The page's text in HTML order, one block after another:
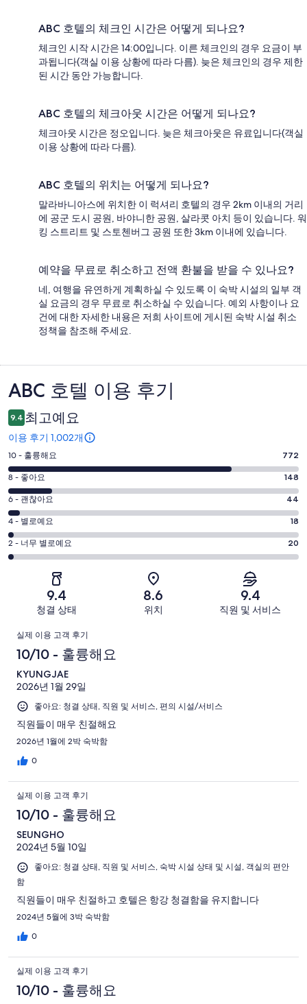
ABC 호텔의 체크인 시간은 어떻게 되나요?
체크인 시작 시간은 14:00입니다. 이른 체크인의 경우 요금이 부
과됩니다(객실 이용 상황에 따라 다름). 늦은 체크인의 경우 제한
된 시간 동안 가능합니다.
ABC 호텔의 체크아웃 시간은 어떻게 되나요?
체크아웃 시간은 정오입니다. 늦은 체크아웃은 유료입니다(객실
이용 상황에 따라 다름).
ABC 호텔의 위치는 어떻게 되나요?
말라바니아스에 위치한 이 럭셔리 호텔의 경우 2km 이내의 거리
에 공군 도시 공원, 바야니한 공원, 살라콧 아치 등이 있습니다. 워
킹 스트리트 및 스토첸버그 공원 또한 3km 이내에 있습니다.
예약을 무료로 취소하고 전액 환불을 받을 수 있나요?
네, 여행을 유연하게 계획하실 수 있도록 이 숙박 시설의 일부 객
실 요금의 경우 무료로 취소하실 수 있습니다. 예외 사항이나 요
건에 대한 자세한 내용은 저희 사이트에 게시된 숙박 시설 취소
정책을 참조해 주세요.
이
용
후
기
ABC 호텔 이용 후기
9.4 최고예요
이용 후기 1,002개
평
점
10
-
훌
륭
해
요.
후
기
772
10 - 훌륭해요 772
평
점
8
-
좋
아
후
중
148
개
8 - 좋아요 148
평
점
6
-
괜
개
이
후
기
중
44
개
6 - 괜찮아요 44
평
점
4
1002
개
이
용
후
중
18
개
4 - 별로예요 18
평
점
별
로
요.
1002
개
이
용
기
중
20
개
2 - 너무 별로예요 20
9.4
청결 상태
8.6
위치
9.4
직원 및 서비스
이
용
후
기
실제 이용 고객 후기
10/10 - 훌륭해요
KYUNGJAE
2026년 1월 29일
좋아요: 청결 상태, 직원 및 서비스, 편의 시설/서비스
직원들이 매우 친절해요
2026년 1월에 2박 숙박함
0
실제 이용 고객 후기
10/10 - 훌륭해요
SEUNGHO
2024년 5월 10일
좋아요: 청결 상태, 직원 및 서비스, 숙박 시설 상태 및 시설, 객실의 편안
함
직원들이 매우 친절하고 호텔은 항강 청결함을 유지합니다
2024년 5월에 3박 숙박함
0
실제 이용 고객 후기
10/10 - 훌륭해요